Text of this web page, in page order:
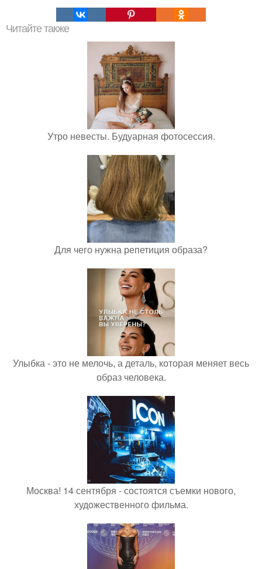
Читайте также
Утро невесты. Будуарная фотосессия.
Для чего нужна репетиция образа?
Улыбка - это не мелочь, а деталь, которая меняет весь
образ человека.
Москва! 14 сентября - состоятся съемки нового,
художественного фильма.